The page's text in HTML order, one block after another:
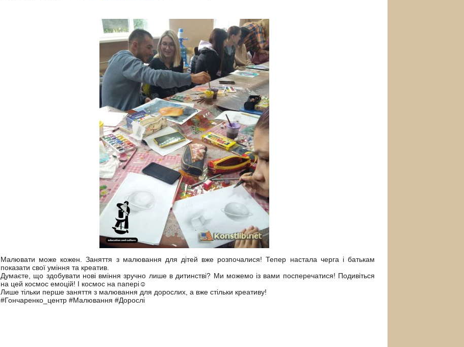
Малювати може кожен. Заняття з малювання для дітей вже розпочалися! Тепер настала черга і батькам
показати свої уміння та креатив.
Думаєте, що здобувати нові вміння зручно лише в дитинстві? Ми можемо із вами посперечатися! Подивіться
на цей космос емоцій! І космос на папері☺
Лише тільки перше заняття з малювання для дорослих, а вже стільки креативу!
#Гончаренко_центр #Малювання #Дорослі